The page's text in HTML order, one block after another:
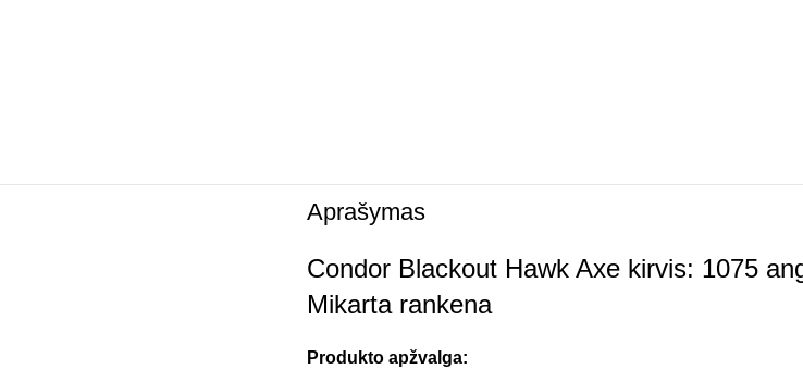
Aprašymas
Condor Blackout Hawk Axe kirvis: 1075
Mikarta rankena
Produkto apžvalga: